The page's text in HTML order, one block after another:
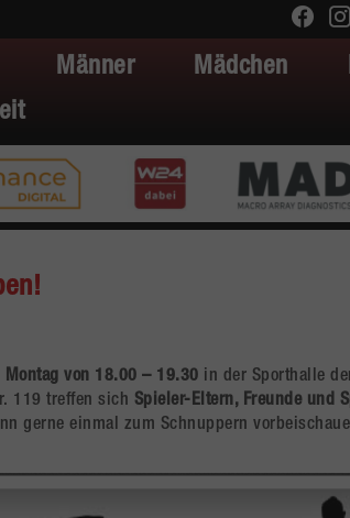
Männer Mädchen
Montag von 18.00 – 19.30 in der Sporthalle
119 treffen sich Spieler-Eltern, Freunde und
gerne einmal zum Schnuppern